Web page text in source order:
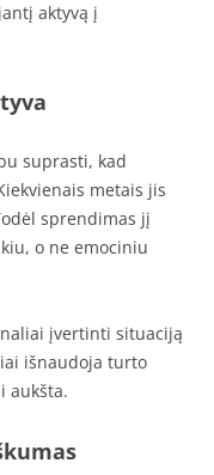
aktyvą į
suprasti, kad
metais jis
sprendimas jį
o ne emociniu
įvertinti situaciją
išnaudoja turto
aukšta.